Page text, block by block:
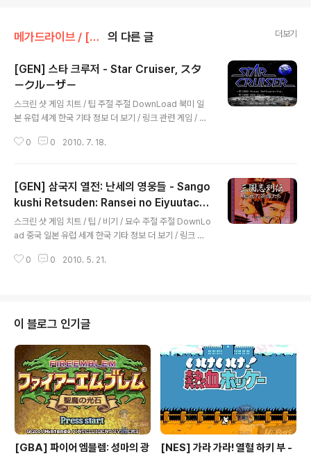
메가드라이브 / [GEN] [MD]/시뮬레이션 의 다른 글 더보기
[GEN] 스타 크루저 - Star Cruiser, スタ
ークルーザー
스크린 샷 게임 치트 / 팁 주절 주절 DownLoad 북미 일
본 유럽 세계 한국 기타 정보 더 보기 / 링크 관련 게임 / 다
0 0 2010. 7. 18.
[GEN] 삼국지 열전: 난세의 영웅들 - Sango
kushi Retsuden: Ransei no Eiyuutachi,
三国志列伝 乱世の英雄たち, 삼국지열전:
난세군영 - San Guo Zhi Lie Zhuan: Luan
Shi Qun Ying, 三国志列传: 乱世群英
스크린 샷 게임 치트 / 팁 / 비기 / 묘수 주절 주절 DownLo
ad 중국 일본 유럽 세계 한국 기타 정보 더 보기 / 링크 관
NES] 삼국지정사 : 천무 스피릿츠 - Sangokushi Seishi
이션] - [SNES] 삼국지 4 : 적벽대전 - Sangokushi 4,
三国志IV, 로맨스 오브 더 쓰리 킹덤즈 4 : 월 오브 파이어
- Romance of the Three Kingdoms IV : Wall of Fi
re [슈퍼패미컴/시뮬레이션] - ..
0 0 2010. 5. 21.
이 블로그 인기글
[GBA] 파이어 엠블렘: 성마의 광
[NES] 가라 가라! 열혈 하키 부 -